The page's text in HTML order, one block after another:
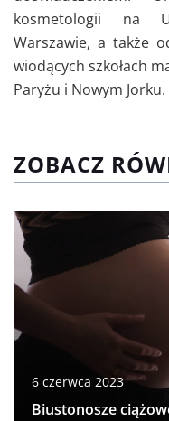
kosmetologii na
Warszawie, a także
wiodących szkołach
Paryżu i Nowym Jorku.
ZOBACZ
6 czerwca 2023
Biustonosze